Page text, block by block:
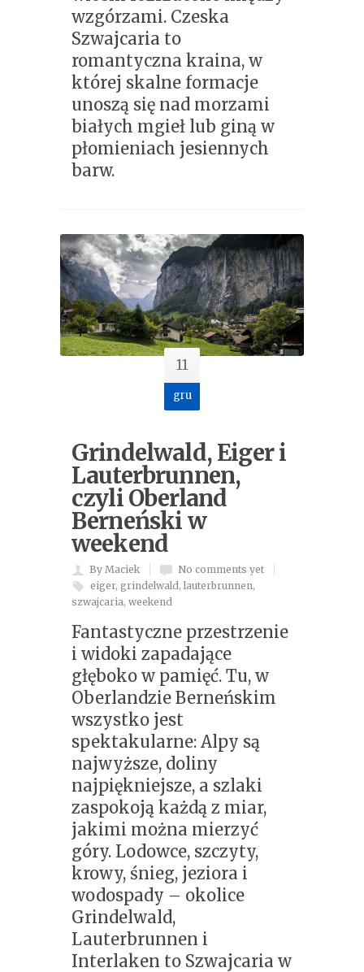
wzgórzami. Czeska
Szwajcaria to
romantyczna kraina, w
której skalne formacje
unoszą się nad morzami
białych mgieł lub giną w
płomieniach jesiennych
barw.
11
gru
Grindelwald, Eiger i
Lauterbrunnen,
czyli Oberland
Berneński w
weekend
By Maciek
No comments yet
eiger, grindelwald, lauterbrunnen,
szwajcaria, weekend
Fantastyczne przestrzenie
i widoki zapadające
głęboko w pamięć. Tu, w
Oberlandzie Berneńskim
wszystko jest
spektakularne: Alpy są
najwyższe, doliny
najpiękniejsze, a szlaki
zaspokoją każdą z miar,
jakimi można mierzyć
góry. Lodowce, szczyty,
krowy, śnieg, jeziora i
wodospady – okolice
Grindelwald,
Lauterbrunnen i
Interlaken to Szwajcaria w